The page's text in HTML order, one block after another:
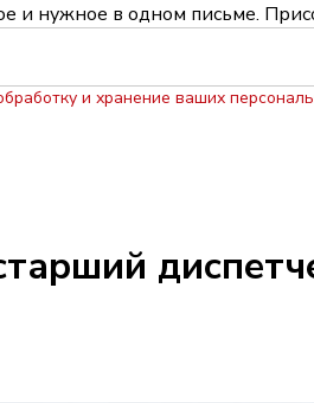
и нужное в одном письме.
и хранение ваших